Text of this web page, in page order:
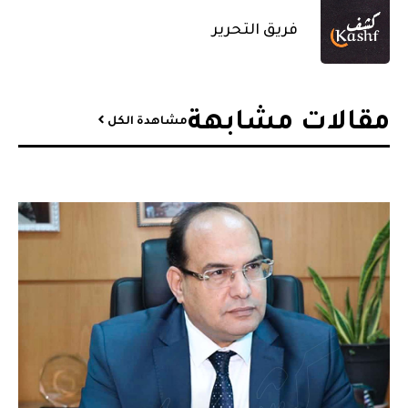
فريق التحرير
مقالات مشابهة​مشاهدة الكل